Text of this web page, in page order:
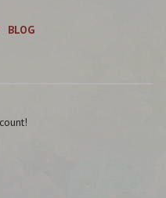
BLOG